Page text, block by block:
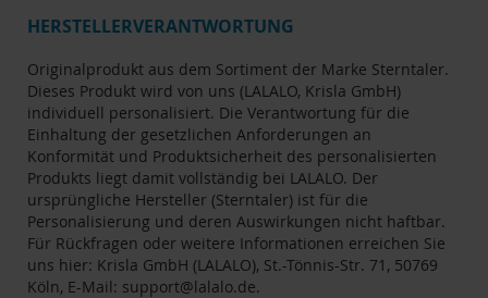
HERSTELLERVERANTWORTUNG
Originalprodukt aus dem Sortiment der Marke Sterntaler.
Dieses Produkt wird von uns (LALALO, Krisla GmbH)
individuell personalisiert. Die Verantwortung für die
Einhaltung der gesetzlichen Anforderungen an
Konformität und Produktsicherheit des personalisierten
Produkts liegt damit vollständig bei LALALO. Der
ursprüngliche Hersteller (Sterntaler) ist für die
Personalisierung und deren Auswirkungen nicht haftbar.
Für Rückfragen oder weitere Informationen erreichen Sie
uns hier: Krisla GmbH (LALALO), St.-Tönnis-Str. 71, 50769
Köln, E-Mail: support@lalalo.de.